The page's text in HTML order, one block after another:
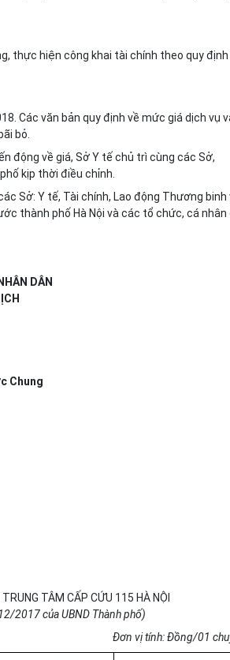
thực hiện công khai tài chính theo quy định
Các văn bản quy định về mức giá dịch vụ
bỏ.
động về giá, Sở Y tế chủ trì cùng các Sở,
kịp thời điều chỉnh.
Sở: Y tế, Tài chính, Lao động Thương binh
c thành phố Hà Nội và các tổ chức, cá nhân
DÂN
Chung
TÂM CẤP CỨU 115 HÀ NỘI
2017của UBND Thành phố)
Đơn vị tính: Đồng/01